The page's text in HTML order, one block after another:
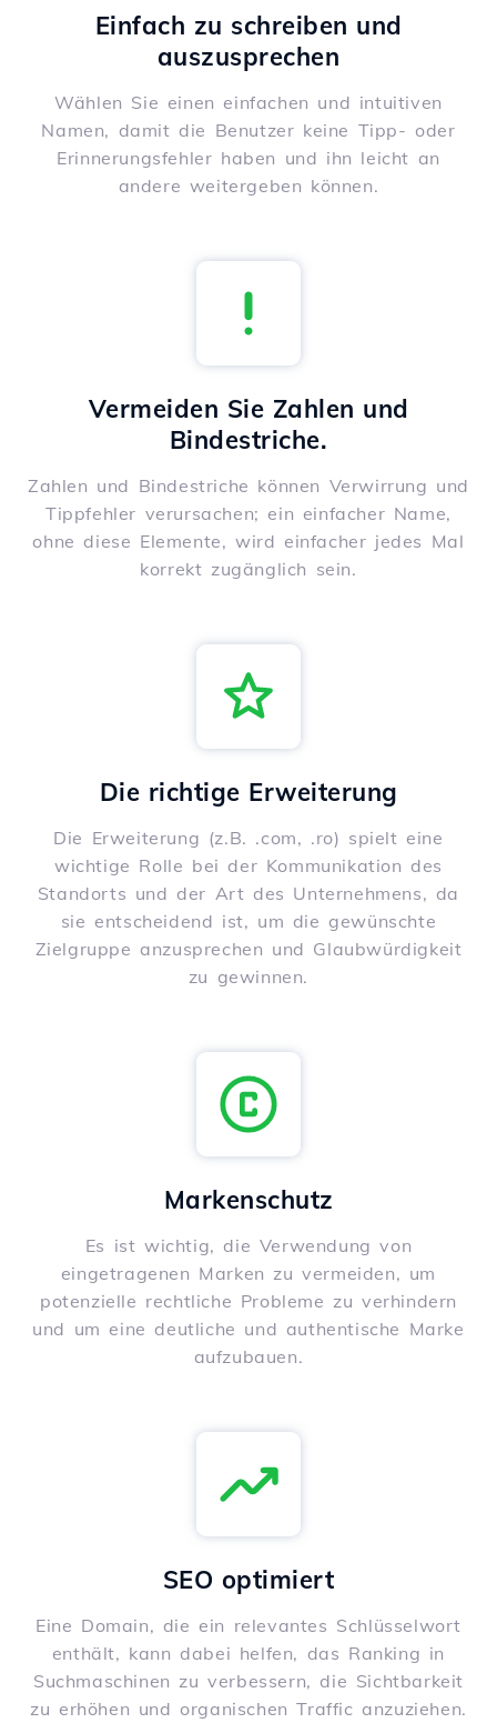
Einfach zu schreiben und
auszusprechen
Wählen Sie einen einfachen und intuitiven
Namen, damit die Benutzer keine Tipp- oder
Erinnerungsfehler haben und ihn leicht an
andere weitergeben können.
Vermeiden Sie Zahlen und
Bindestriche.
Zahlen und Bindestriche können Verwirrung und
Tippfehler verursachen; ein einfacher Name,
ohne diese Elemente, wird einfacher jedes Mal
korrekt zugänglich sein.
Die richtige Erweiterung
Die Erweiterung (z.B. .com, .ro) spielt eine
wichtige Rolle bei der Kommunikation des
Standorts und der Art des Unternehmens, da
sie entscheidend ist, um die gewünschte
Zielgruppe anzusprechen und Glaubwürdigkeit
zu gewinnen.
Markenschutz
Es ist wichtig, die Verwendung von
eingetragenen Marken zu vermeiden, um
potenzielle rechtliche Probleme zu verhindern
und um eine deutliche und authentische Marke
aufzubauen.
SEO optimiert
Eine Domain, die ein relevantes Schlüsselwort
enthält, kann dabei helfen, das Ranking in
Suchmaschinen zu verbessern, die Sichtbarkeit
zu erhöhen und organischen Traffic anzuziehen.